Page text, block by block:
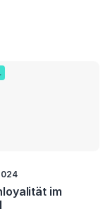
im